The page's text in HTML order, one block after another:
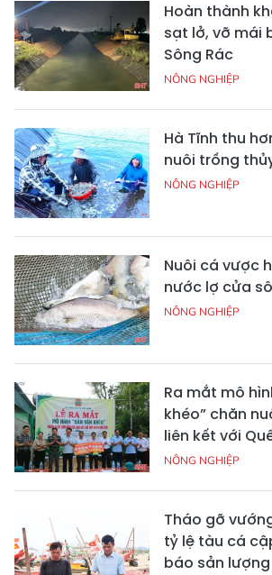
Hoàn thành
sạt lở, vỡ mái
Sông Rác
NÔNG NGHIỆP
Hà Tĩnh thu
nuôi trồng
NÔNG NGHIỆP
Nuôi cá vược
nước lợ cửa
NÔNG NGHIỆP
Ra mắt mô
khéo” chăn
liên kết với
NÔNG NGHIỆP
Tháo gỡ
tỷ lệ tàu cá
báo sản lượng